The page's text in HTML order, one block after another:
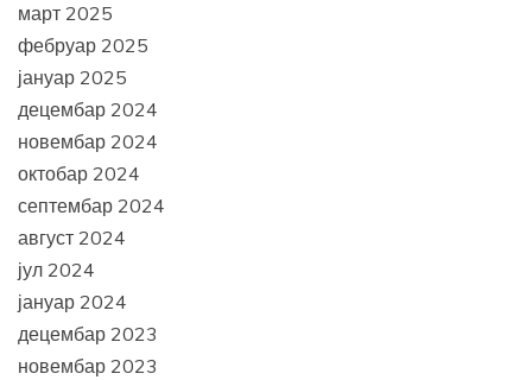
март 2025
фебруар 2025
јануар 2025
децембар 2024
новембар 2024
октобар 2024
септембар 2024
август 2024
јул 2024
јануар 2024
децембар 2023
новембар 2023